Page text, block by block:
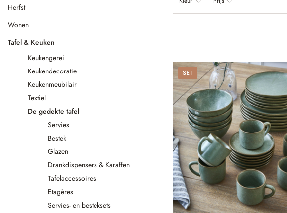
Herfst
Wonen
Tafel & Keuken
Keukengerei
Keukendecoratie
Keukenmeubilair
Textiel
De gedekte tafel
Servies
Bestek
Glazen
Drankdispensers & Karaffen
Tafelaccessoires
Etagères
Servies- en besteksets
Set